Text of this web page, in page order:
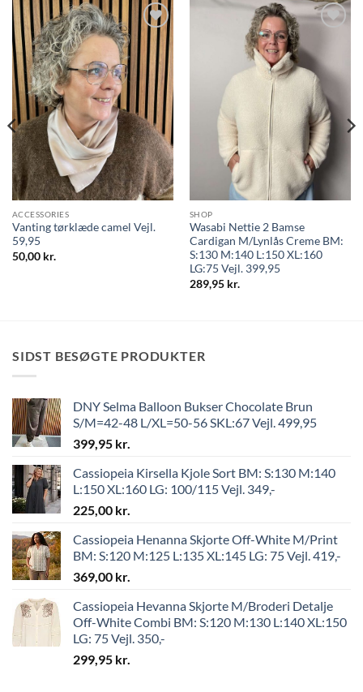
Tilføj til
ønskeliste
ACCESSORIES
Vanting tørklæde camel Vejl.
59,95
50,00 kr.
ønskeliste
SHOP
Wasabi Nettie 2 Bamse
Cardigan M/Lynlås Creme BM:
S:130 M:140 L:150 XL:160
LG:75 Vejl. 399,95
289,95 kr.
SIDST BESØGTE PRODUKTER
DNY Selma Balloon Bukser Chocolate Brun
S/M=42-48 L/XL=50-56 SKL:67 Vejl. 499,95
399,95 kr.
Cassiopeia Kirsella Kjole Sort BM: S:130 M:140
L:150 XL:160 LG: 100/115 Vejl. 349,-
225,00 kr.
Cassiopeia Henanna Skjorte Off-White M/Print
BM: S:120 M:125 L:135 XL:145 LG: 75 Vejl. 419,-
369,00 kr.
Cassiopeia Hevanna Skjorte M/Broderi Detalje
Off-White Combi BM: S:120 M:130 L:140 XL:150
LG: 75 Vejl. 350,-
299,95 kr.